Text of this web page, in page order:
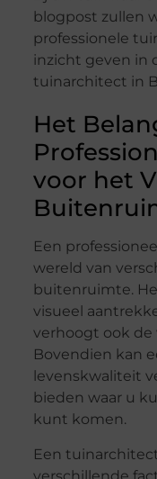
blogpost zullen
professionele
inzicht geven in
tuinarchitect in
Het
voor het
Een
wereld van
buitenruimte.
visueel
verhoogt ook de
Bovendien kan
levenskwaliteit
bieden waar u
kunt komen.
Een